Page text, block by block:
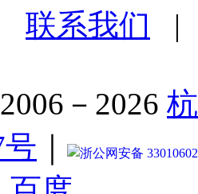
联系我们
－2026
浙公网安备